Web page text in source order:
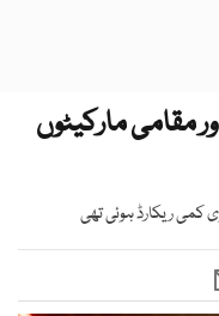
مقامی مارکیٹوں
کمی ریکارڈ ہوئی تھی